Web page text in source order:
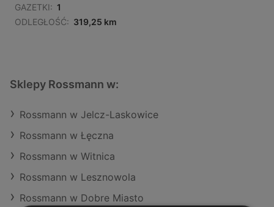
GAZETKI: 1
ODLEGŁOŚĆ: 319,25 km
Sklepy Rossmann w:
Rossmann w Jelcz-Laskowice
Rossmann w Łęczna
Rossmann w Witnica
Rossmann w Lesznowola
Rossmann w Dobre Miasto